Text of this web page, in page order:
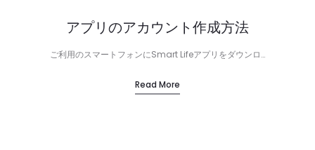
アプリのアカウント作成方法
ご利用のスマートフォンにSmart Lifeアプリをダウンロ…
Read More